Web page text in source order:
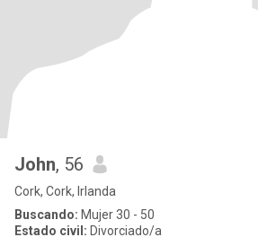
John, 56
Cork, Cork, Irlanda
Buscando: Mujer 30 - 50
Estado civil: Divorciado/a